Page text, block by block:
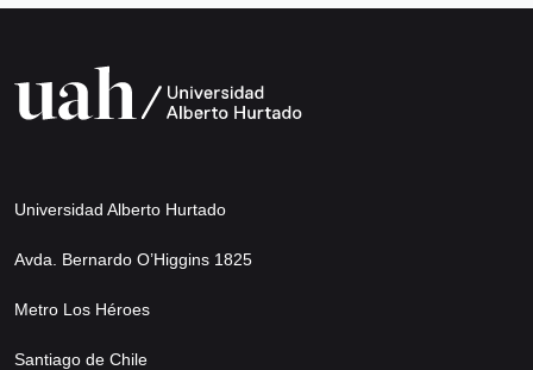
Universidad Alberto Hurtado
Avda. Bernardo O’Higgins 1825
Metro Los Héroes
Santiago de Chile